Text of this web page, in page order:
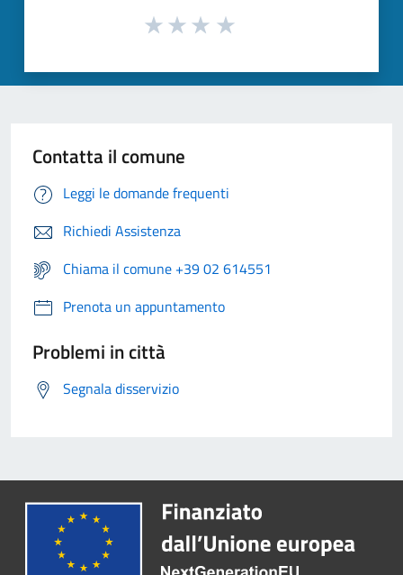
Contatta il comune
Leggi le domande frequenti
Richiedi Assistenza
Chiama il comune +39 02 614551
Prenota un appuntamento
Problemi in città
Segnala disservizio